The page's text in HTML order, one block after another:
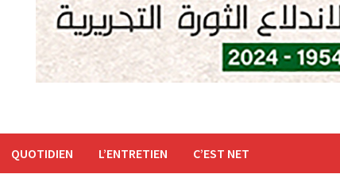
QUOTIDIEN L’ENTRETIEN C’EST NET